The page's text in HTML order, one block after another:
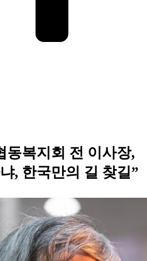
동복지회 전 이사장,
, 한국만의 길 찾길”